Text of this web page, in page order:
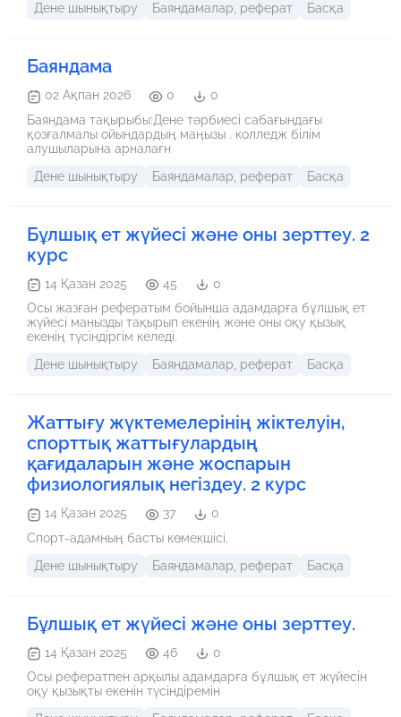
Дене шынықтыру
Баяндамалар, реферат Басқа
Баяндама
02 Ақпан 2026 0
0
Баяндама тақырыбы:Дене тәрбиесі сабағындағы
қозғалмалы ойындардың маңызы . колледж білім
алушыларына арналағн
Дене шынықтыру
Баяндамалар, реферат Басқа
Бұлшық ет жүйесі және оны зерттеу. 2
курс
14 Қазан 2025 45
0
Осы жазған рефератым бойынша адамдарға бұлшық ет
жүйесі манызды тақырып екенің және оны оқу қызық
екенің түсіндіргім келеді.
Дене шынықтыру
Баяндамалар, реферат Басқа
Жаттығу жүктемелерінің жіктелуін,
спорттық жаттығулардың
қағидаларын және жоспарын
физиологиялық негіздеу. 2 курс
14 Қазан 2025 37
0
Спорт-адамның басты көмекшісі.
Дене шынықтыру
Баяндамалар, реферат Басқа
Бұлшық ет жүйесі және оны зерттеу.
14 Қазан 2025 46
0
Осы рефератпен арқылы адамдарға бұлшық ет жүйесін
оқу қызықты екенін түсіндіремін